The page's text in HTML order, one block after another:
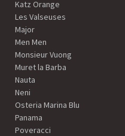
Katz Orange
Les Valseuses
Major
Men Men
Monsieur Vuong
Muret la Barba
Nauta
Neni
Osteria Marina Blu
Panama
Poveracci